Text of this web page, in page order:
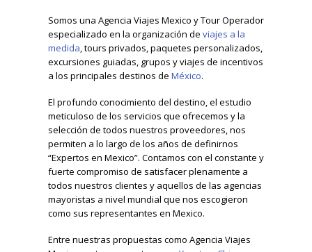
Somos una Agencia Viajes Mexico y Tour Operador
especializado en la organización de viajes a la
medida, tours privados, paquetes personalizados,
excursiones guiadas, grupos y viajes de incentivos
a los principales destinos de México.
El profundo conocimiento del destino, el estudio
meticuloso de los servicios que ofrecemos y la
selección de todos nuestros proveedores, nos
permiten a lo largo de los años de definirnos
“Expertos en Mexico”. Contamos con el constante y
fuerte compromiso de satisfacer plenamente a
todos nuestros clientes y aquellos de las agencias
mayoristas a nivel mundial que nos escogieron
como sus representantes en Mexico.
Entre nuestras propuestas como Agencia Viajes